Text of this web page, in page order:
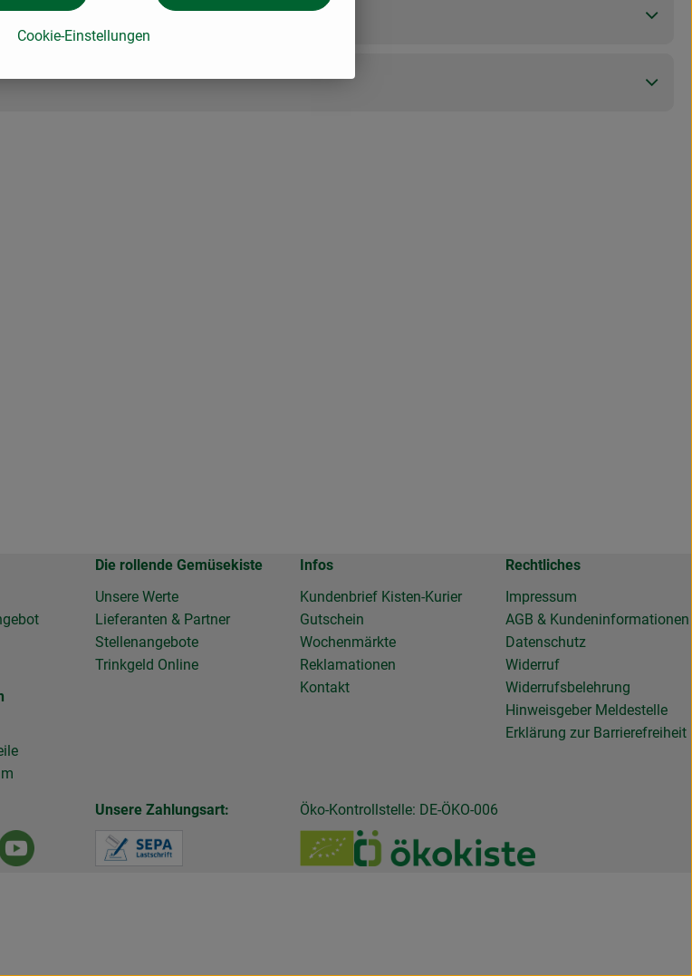
Die rollende Gemüsekiste
Unsere Werte
Lieferanten & Partner
Stellenangebote
Trinkgeld Online
Infos
Kundenbrief Kisten-Kurier
Gutschein
Wochenmärkte
Reklamationen
Kontakt
Rechtliches
Impressum
AGB & Kundeninformationen
Datenschutz
Widerruf
Widerrufsbelehrung
Hinweisgeber Meldestelle
Erklärung zur Barrierefreiheit
zu https://www.instagram.com/die.rollende.gemuesekiste/?hl=de
Link zu https://www.facebook.com/DierollendeGemuesekiste/
Link zu https://www.tiktok.com/@dierollendegemuesekiste
Externer Link zu https://www.youtube.com/channel/UC6NmD5wBbJlipvxZRnJaFJQ
Unsere Zahlungsart:
Externer Link zu https://www.verbraucherzentrale.de/wissen/geld-
Öko-Kontrollstelle: DE-ÖKO-006
Externer Link zu /_Resources/Persistent/7/b/6/4/
Cookie-Einstellungen